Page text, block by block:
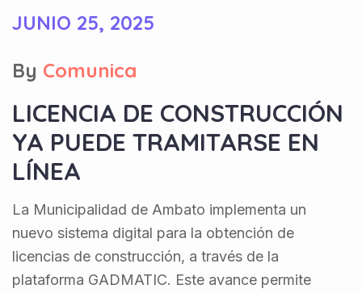
JUNIO 25, 2025
By Comunica
LICENCIA DE CONSTRUCCIÓN
YA PUEDE TRAMITARSE EN
LÍNEA
La Municipalidad de Ambato implementa un
nuevo sistema digital para la obtención de
licencias de construcción, a través de la
plataforma GADMATIC. Este avance permite